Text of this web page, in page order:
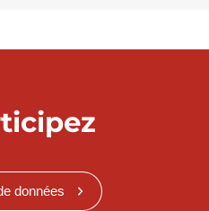
données